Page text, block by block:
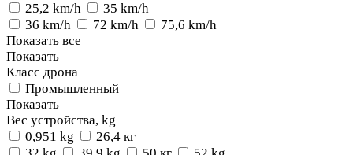
25,2 km/h
35 km/h
36 km/h
72 km/h
75,6 km/h
Показать все
Показать
Класс дрона
Промышленный
Показать
Вес устройства, kg
0,951 kg
26,4 кг